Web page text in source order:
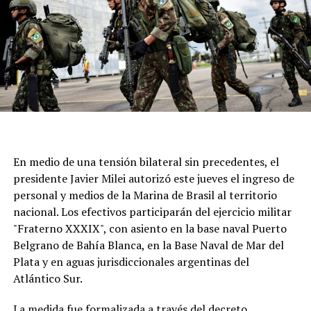
En medio de una tensión bilateral sin precedentes, el
presidente Javier Milei autorizó este jueves el ingreso de
personal y medios de la Marina de Brasil al territorio
nacional. Los efectivos participarán del ejercicio militar
"Fraterno XXXIX", con asiento en la base naval Puerto
Belgrano de Bahía Blanca, en la Base Naval de Mar del
Plata y en aguas jurisdiccionales argentinas del
Atlántico Sur.